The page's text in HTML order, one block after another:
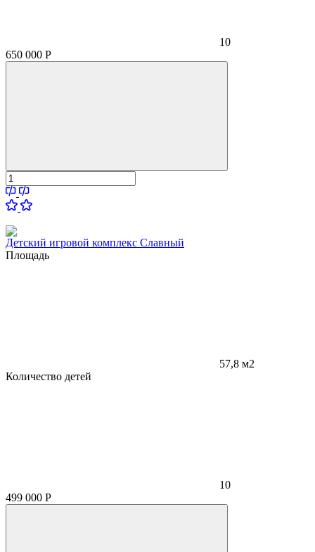
10
650 000 Р
Детский игровой комплекс Славный
Площадь
57,8 м2
Количество детей
10
499 000 Р